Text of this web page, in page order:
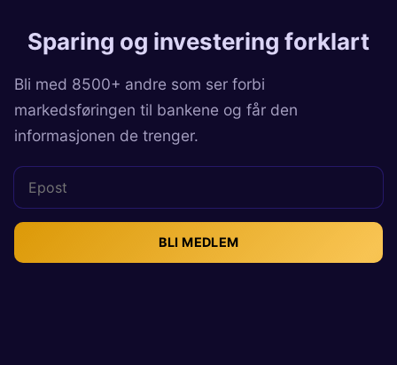
Sparing og investering forklart
Bli med 8500+ andre som ser forbi
markedsføringen til bankene og får den
informasjonen de trenger.
BLI MEDLEM